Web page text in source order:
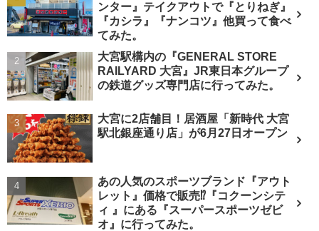
ンター』テイクアウトで『とりねぎ』
『カシラ』『ナンコツ』他買って食べ
てみた。
大宮駅構内の『GENERAL STORE
RAILYARD 大宮』JR東日本グループ
の鉄道グッズ専門店に行ってみた。
大宮に2店舗目！居酒屋「新時代 大宮
駅北銀座通り店」が6月27日オープン
あの人気のスポーツブランド『アウト
レット』価格で販売⁉︎『コクーンシテ
ィ 』にある『スーパースポーツゼビ
オ』に行ってみた。